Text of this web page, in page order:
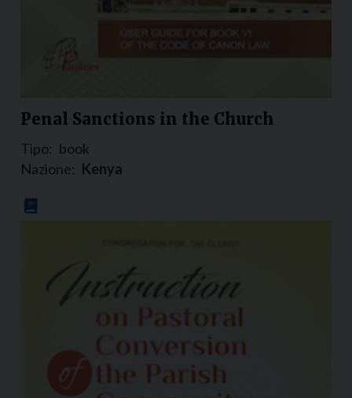
Penal Sanctions in the Church
Tipo: book
Nazione: Kenya